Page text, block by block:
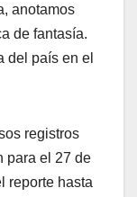
anotamos
de fantasía.
del país en el
registros
para el 27 de
reporte hasta